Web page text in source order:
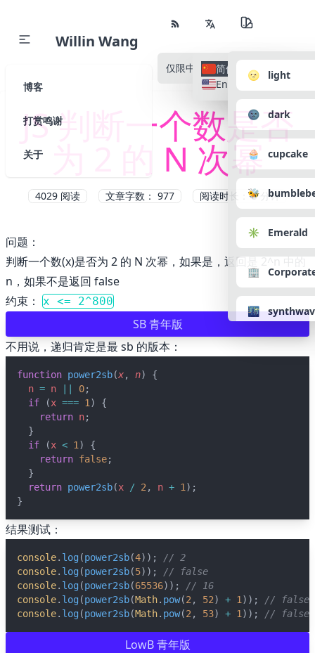
博客
打赏鸣谢
关于
Willin Wang
仅限中文所有语种
简体中文
English
🌝 light
🌚 dark
🧁 cupcake
🐝
✳️ Emerald
🏢
🌃
JS 判断一个数是否
为 2 的 N 次幂
4029 阅读 文章字数： 977 阅读时长： 5 分钟
问题：
判断一个数(x)是否为 2 的 N 次幂，如果是，返回是 2^n 中的
n，如果不是返回 false
约束：
x <= 2^800
SB 青年版
不用说，递归肯定是最 sb 的版本：
function power2sb(x, n) {
n = n 0;
if (x === 1 ) {
return n;
  }
if (x < 1 ) {
return false;
  }
return power2sb(x / 2 , n + 1 );
}
结果测试：
console. log (power2sb(4));
// 2
console. log (power2sb(5));
// false
console. log (power2sb(65536));
// 16
console. log (power2sb(Math. pow(2 , 52) + 1 ));
// false
console. log (power2sb(Math. pow(2 , 53) + 1 )); // false
LowB 青年版